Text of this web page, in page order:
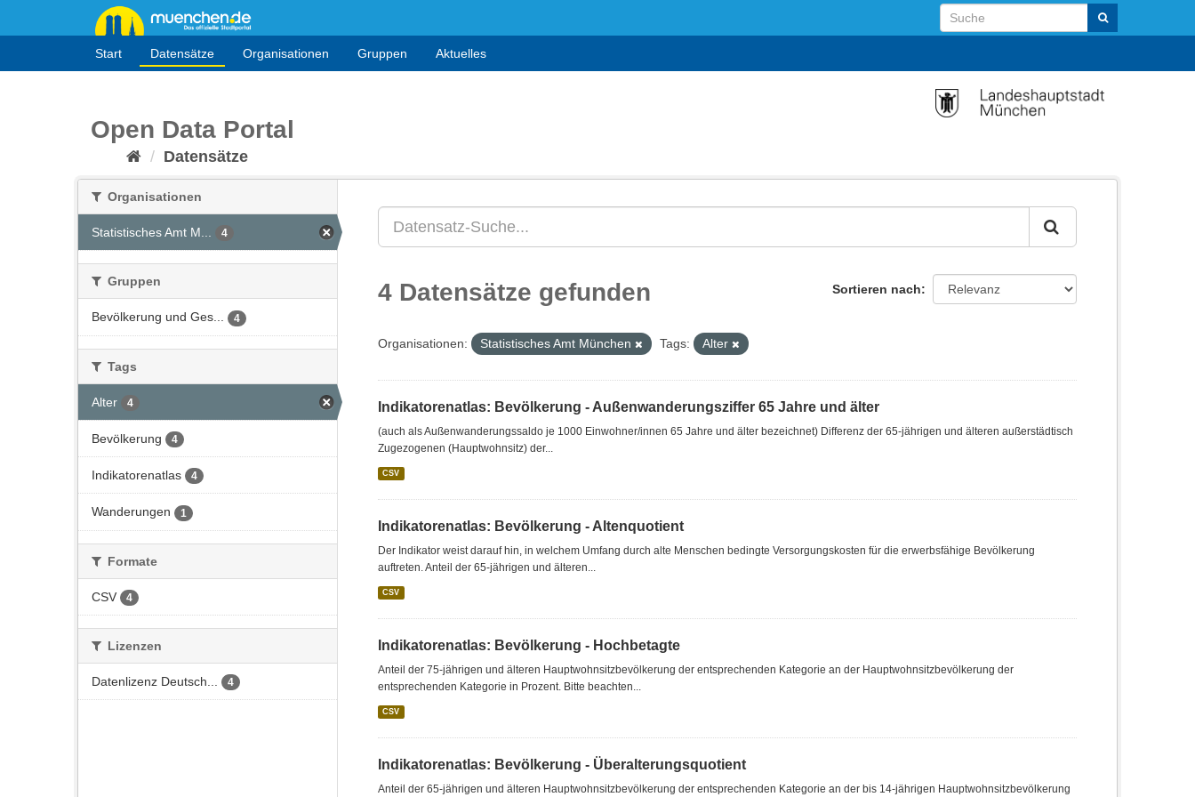
Start Datensätze Organisationen Gruppen Aktuelles
Open Data Portal
Datensätze
Organisationen
Statistisches Amt M... 4
Gruppen
Bevölkerung und Ges... 4
Tags
Alter 4
Bevölkerung 4
Indikatorenatlas 4
Wanderungen 1
Formate
CSV 4
Lizenzen
Datenlizenz Deutsch... 4
Sortieren nach
4 Datensätze gefunden
Organisationen: Statistisches Amt München Tags: Alter
Indikatorenatlas: Bevölkerung - Außenwanderungsziffer 65 Jahre und älter
(auch als Außenwanderungssaldo je 1000 Einwohner/innen 65 Jahre und älter bezeichnet) Differenz der 65-jährigen und älteren außerstädtisch
Zugezogenen (Hauptwohnsitz) der...
CSV
Indikatorenatlas: Bevölkerung - Altenquotient
Der Indikator weist darauf hin, in welchem Umfang durch alte Menschen bedingte Versorgungskosten für die erwerbsfähige Bevölkerung
auftreten. Anteil der 65-jährigen und älteren...
CSV
Indikatorenatlas: Bevölkerung - Hochbetagte
Anteil der 75-jährigen und älteren Hauptwohnsitzbevölkerung der entsprechenden Kategorie an der Hauptwohnsitzbevölkerung der
entsprechenden Kategorie in Prozent. Bitte beachten...
CSV
Indikatorenatlas: Bevölkerung - Überalterungsquotient
Anteil der 65-jährigen und älteren Hauptwohnsitzbevölkerung der entsprechenden Kategorie an der bis 14-jährigen Hauptwohnsitzbevölkerung